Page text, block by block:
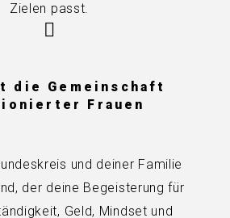
Zielen passt.
die Gemeinschaft
Frauen
und deiner Familie
der deine Begeisterung für
Geld, Mindset und